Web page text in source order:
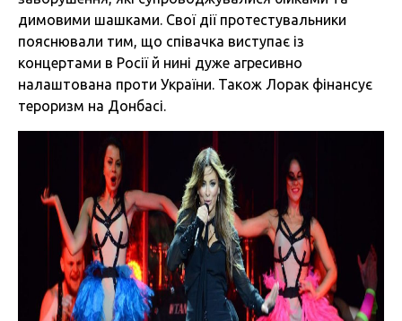
димовими шашками. Свої дії протестувальники
пояснювали тим, що співачка виступає із
концертами в Росії й нині дуже агресивно
налаштована проти України. Також Лорак фінансує
тероризм на Донбасі.